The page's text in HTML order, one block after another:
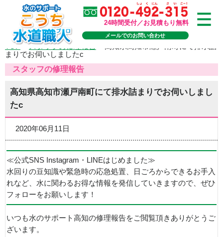
24時間受付／お見積もり無料
メールでのお問い合わせ
TOP>スタッフの修理報告
まりでお伺いしましたc
スタッフの修理報告
高知県高知市瀬戸南町にて排水詰まりでお伺いしまし
たc
2020年06月11日
≪公式SNS Instagram・LINEはじめました≫
水回りの豆知識や緊急時の応急処置、日ごろからできるお手入
れなど、水に関わるお得な情報を発信していきますので、ぜひ
フォローをお願いします！
いつも水のサポート高知の修理報告をご閲覧頂きありがとうご
ざいます。